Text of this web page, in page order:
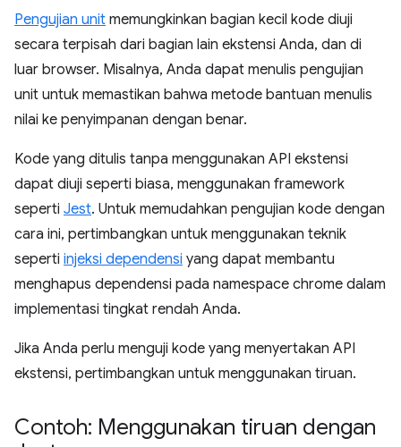
Pengujian unit memungkinkan bagian kecil kode diuji
secara terpisah dari bagian lain ekstensi Anda, dan di
luar browser. Misalnya, Anda dapat menulis pengujian
unit untuk memastikan bahwa metode bantuan menulis
nilai ke penyimpanan dengan benar.
Kode yang ditulis tanpa menggunakan API ekstensi
dapat diuji seperti biasa, menggunakan framework
seperti Jest. Untuk memudahkan pengujian kode dengan
cara ini, pertimbangkan untuk menggunakan teknik
seperti injeksi dependensi yang dapat membantu
menghapus dependensi pada namespace chrome dalam
implementasi tingkat rendah Anda.
Jika Anda perlu menguji kode yang menyertakan API
ekstensi, pertimbangkan untuk menggunakan tiruan.
Contoh: Menggunakan tiruan dengan